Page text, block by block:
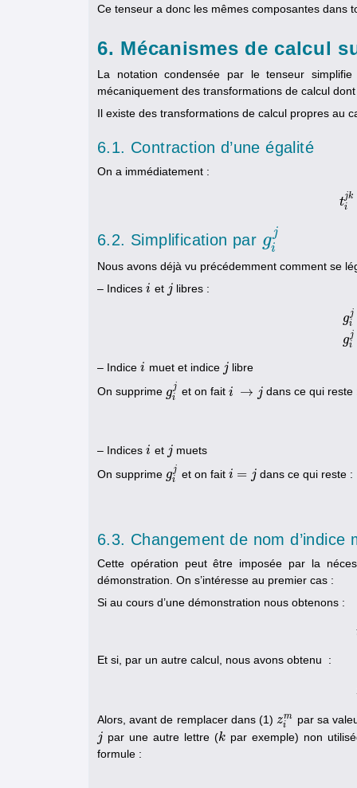
Ce tenseur a donc les mêmes composantes dans
6. Mécanismes de calcul
La notation condensée par le tenseur
mécaniquement des transformations de calcul
Il existe des transformations de calcul propres au
6.1. Contraction d’une égalité
On a immédiatement :
tjk
i
6.2. Simplification par gj
i
gij
Nous avons déjà vu précédemment comment se
– Indices i
i et j
j libres :
gj
i
gj
i
g
– Indice i
i muet et indice j
j libre
On supprime gj
i
gij et on fait i → j
i →j dans ce qui reste
– Indices i
i et j
j muets
On supprime gj
i
gij et on fait i = j
i= j dans ce qui reste :
6.3. Changement de nom d’indice
Cette opération peut être imposée par la
démonstration. On s’intéresse au premier cas :
Si au cours d’une démonstration nous obtenons :
Et si, par un autre calcul, nous avons obtenu :
Alors, avant de remplacer dans (1)zm
i
zim par sa
j
j par une autre lettre (k
k par exemple) non
formule :